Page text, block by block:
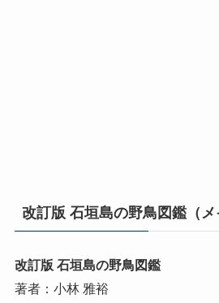
改訂版 石垣島の野鳥図鑑（メ
改訂版 石垣島の野鳥図鑑
著者：小林 雅裕